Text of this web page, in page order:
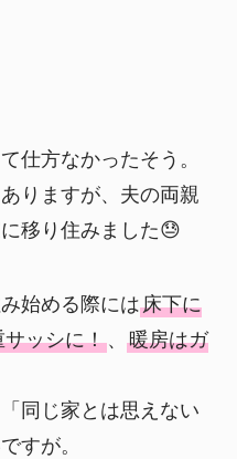
仕方なかったそう。
りますが、夫の両親
移り住みました😓
始める際には床下に
サッシに！、 暖房はガ
同じ家とは思えない
すが。